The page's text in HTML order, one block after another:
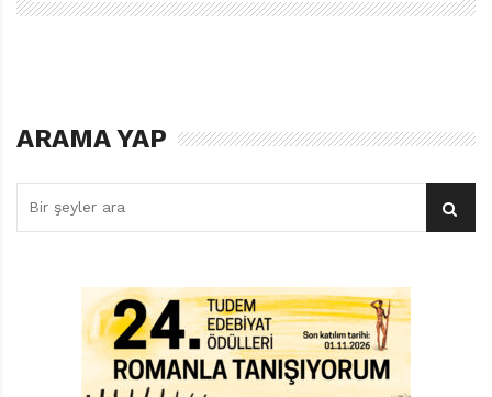
belirliyor birçok şeyi. Derken üç yüz elli kiloluk zarif
devin evlerinde kalmaya başlamasıyla değişiyor her şey.
Boz ayı ya da goril değil, kuyruklu olsa da. Tıpkı siyah
beyaz olup panda ya da zebra olmadığı gibi. Bach,
mucizevi bir şey diye eklesem anlar da ders diye
okutursunuz İskender’i kurtaran yarenini.
Piyanodan önce ve sonra diye işaretliyoruz İskender’in
ARAMA YAP